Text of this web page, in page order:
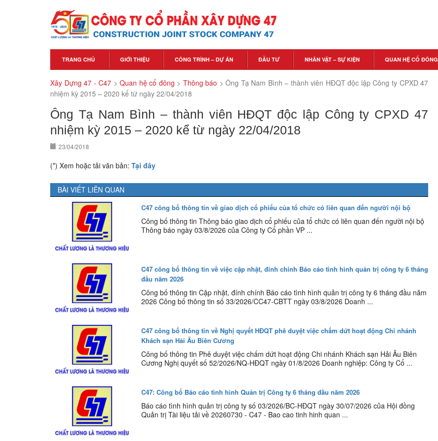
TRANG CHỦ GIỚI THIỆU CÔNG TRÌNH – DỰ ÁN ĐẦU TƯ NHÂN VẬT – SỰ KIỆN QUAN HỆ CỔ ĐÔNG
Xây Dựng 47 - C47 >Quan hệ cổ đông > Thông báo >Ông Tạ Nam Bình – thành viên HĐQT độc lập Công ty CPXD 47
nhiệm kỳ 2015 – 2020 kể từ ngày 22/04/2018
Ông Tạ Nam Bình – thành viên HĐQT độc lập Công ty CPXD 47
nhiệm kỳ 2015 – 2020 kể từ ngày 22/04/2018
23/04/2018
(*) Xem hoặc tải văn bản: Tại đây
BÀI VIẾT LIÊN QUAN
C47 công bố thông tin về giao dịch cổ phiếu của tổ chức có liên quan đến người nội bộ
Công bố thông tin Thông báo giao dịch cổ phiếu của tổ chức có liên quan đến người nội bộ
Thông báo ngày 03/8/2026 của Công ty Cổ phần VP ...
C47 công bố thông tin về việc cập nhật, đính chính Báo cáo tình hình quản trị công ty 6 tháng
đầu năm 2026
Công bố thông tin Cập nhật, đính chính Báo cáo tình hình quản trị công ty 6 tháng đầu năm
2026 Công bố thông tin số 33/2026/CC47-CBTT ngày 03/8/2026 Doanh ...
C47 công bố thông tin về Nghị quyết HĐQT phê duyệt việc chấm dứt hoạt động Chi nhánh
Khách sạn Hải Âu Biên Cương
Công bố thông tin Phê duyệt việc chấm dứt hoạt động Chi nhánh Khách sạn Hải Âu Biên
Cương Nghị quyết số 52/2026/NQ-HĐQT ngày 01/8/2026 Doanh nghiệp: Công ty Cổ ...
C47: Công bố Báo cáo tình hình Quản trị Công ty 6 tháng đầu năm 2026
Báo cáo tình hình quản trị công ty số 03/2026/BC-HĐQT ngày 30/07/2026 của Hội đồng
Quản trị Tài liệu tải về 20260730 - C47 - Bao cao tinh hinh quan ...